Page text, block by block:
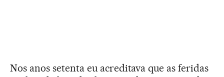
Nos anos setenta eu acreditava que as feridas